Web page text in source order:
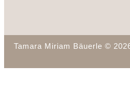
Tamara Miriam Bäuerle ©